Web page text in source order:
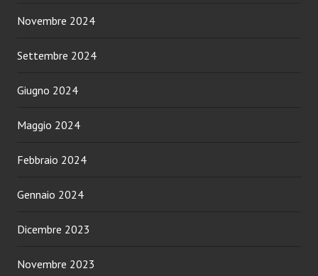
Novembre 2024
Settembre 2024
Giugno 2024
Maggio 2024
Febbraio 2024
Gennaio 2024
Dicembre 2023
Novembre 2023